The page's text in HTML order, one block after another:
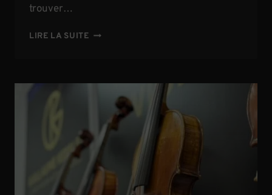
trouver…
LIRE LA SUITEOÙ
LOCATION
VIOLON